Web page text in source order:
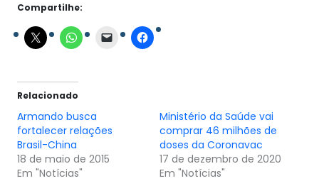
Compartilhe:
Relacionado
Armando busca
fortalecer relações
Brasil-China
18 de maio de 2015
Em "Notícias"
Ministério da Saúde vai
comprar 46 milhões de
doses da Coronavac
17 de dezembro de 2020
Em "Notícias"